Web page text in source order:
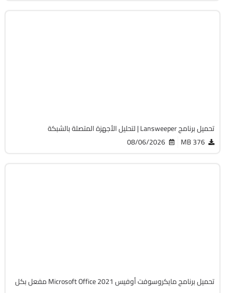
تحميل برنامج Lansweeper | لتحليل الأجهزة المتصلة بالشبكة
376 MB
08/06/2026
تحميل برنامج مايكروسوفت أوفيس Microsoft Office 2021 مفعل بكل